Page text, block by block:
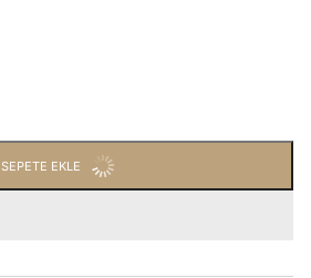
SEPETE EKLE